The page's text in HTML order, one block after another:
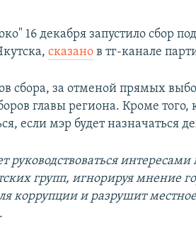
16 декабря запустило сбор
сказано в тг-канале
сбора, за отменой прямых
главы региона. Кроме того,
если мэр будет назначаться
руководствоваться интересами
групп, игнорируя мнение
коррупции и разрушит